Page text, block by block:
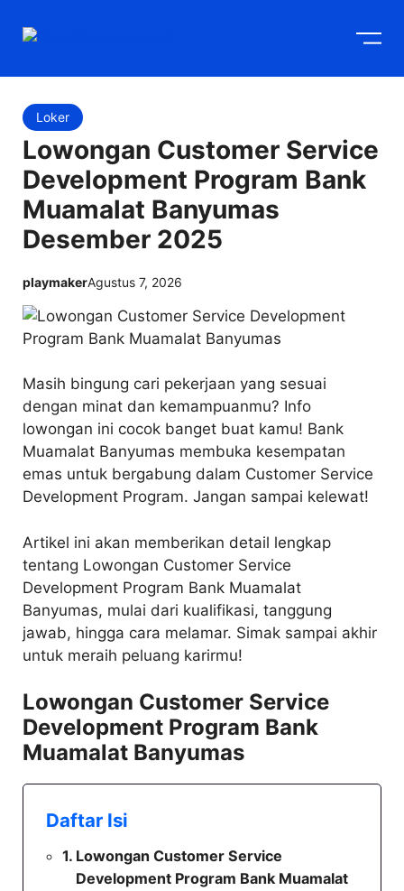
Loker
Lowongan Customer Service
Development Program Bank
Muamalat Banyumas
Desember 2025
playmakerAgustus 7, 2026
Masih bingung cari pekerjaan yang sesuai
dengan minat dan kemampuanmu? Info
lowongan ini cocok banget buat kamu! Bank
Muamalat Banyumas membuka kesempatan
emas untuk bergabung dalam Customer Service
Development Program. Jangan sampai kelewat!
Artikel ini akan memberikan detail lengkap
tentang Lowongan Customer Service
Development Program Bank Muamalat
Banyumas, mulai dari kualifikasi, tanggung
jawab, hingga cara melamar. Simak sampai akhir
untuk meraih peluang karirmu!
Lowongan Customer Service
Development Program Bank
Muamalat Banyumas
Daftar Isi
Lowongan Customer Service
Development Program Bank Muamalat